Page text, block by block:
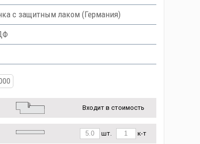
с защитным лаком (Германия)
Входит в стоимость
шт. к-т